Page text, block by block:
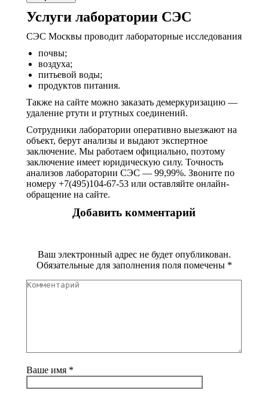
Услуги лаборатории СЭС
СЭС Москвы проводит лабораторные исследования
почвы;
воздуха;
питьевой воды;
продуктов питания.
Также на сайте можно заказать демеркуризацию —
удаление ртути и ртутных соединений.
Сотрудники лаборатории оперативно выезжают на
объект, берут анализы и выдают экспертное
заключение. Мы работаем официально, поэтому
заключение имеет юридическую силу. Точность
анализов лаборатории СЭС — 99,99%. Звоните по
номеру +7(495)104-67-53 или оставляйте онлайн-
обращение на сайте.
Добавить комментарий
Ваш электронный адрес не будет опубликован.
Обязательные для заполнения поля помечены *
Комментарий
Ваше имя *